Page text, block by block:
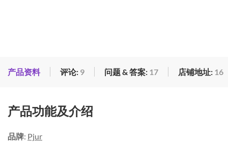
产品资料 评论: 9 问题 & 答案: 17 店铺地址: 16
产品功能及介绍
品牌: Pjur